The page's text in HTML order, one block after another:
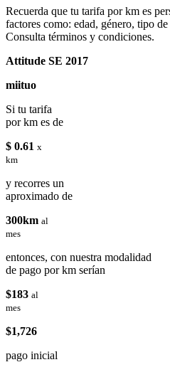
Recuerda que tu tarifa por km es
factores como: edad, género, tipo
Consulta términos y condiciones.
Attitude SE 2017
miituo
Si tu tarifa
por km es de
$ 0.61 x
km
y recorres un
aproximado de
300km al
mes
entonces, con nuestra modalidad
de pago por km serían
$183 al
mes
$1,726
pago inicial